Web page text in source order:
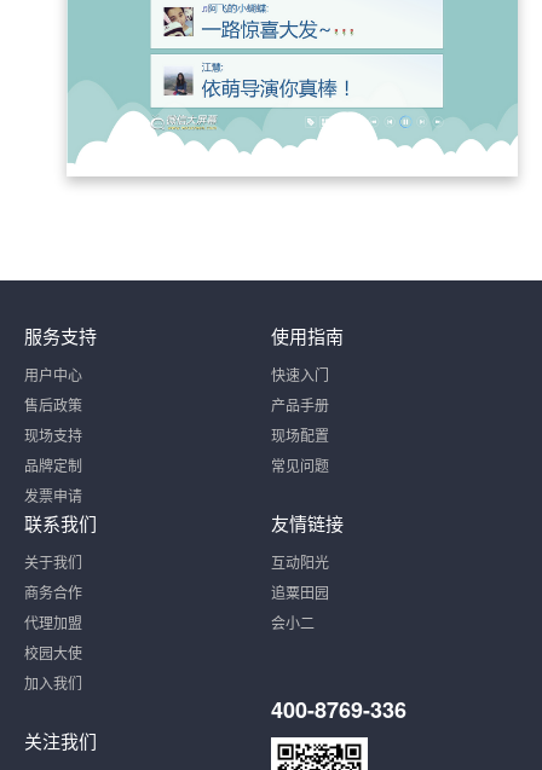
服务支持
用户中心
售后政策
现场支持
品牌定制
发票申请
使用指南
快速入门
产品手册
现场配置
常见问题
联系我们
关于我们
商务合作
代理加盟
校园大使
加入我们
友情链接
互动阳光
追粟田园
会小二
关注我们
400-8769-336